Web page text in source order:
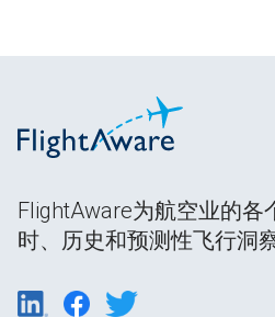
FlightAware为航空业的各
时、历史和预测性飞行洞察